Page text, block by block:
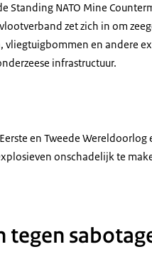
Standing NATO Mine
zet zich in om
vliegtuigbommen en andere
infrastructuur.
op de kade zwaaien naar de
en Tweede
onschadelijk te
en een vrouw op de kade
tegen